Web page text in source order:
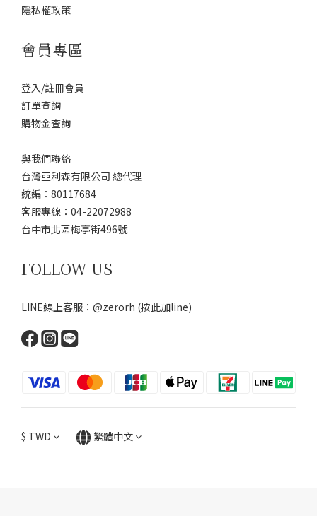
隱私權政策
會員專區
登入/註冊會員
訂單查詢
購物金查詢
與我們聯絡
台灣亞利森有限公司 總代理
統編：80117684
客服專線：04-22072988
台中市北區梅亭街496號
FOLLOW US
LINE線上客服：@zerorh (按此加line)
$ TWD 繁體中文